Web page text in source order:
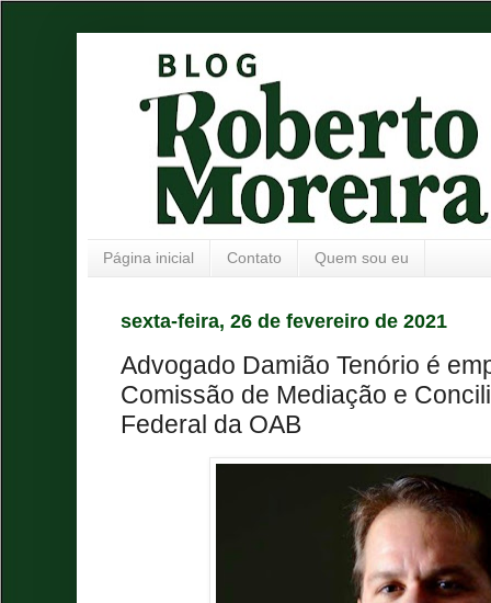
Página inicial Contato Quem sou eu
sexta-feira, 26 de fevereiro de 2021
Advogado Damião Tenório é
Comissão de Mediação e
Federal da OAB